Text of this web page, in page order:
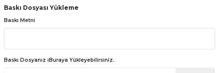
Baskı Dosyası Yükleme
Baskı Metni
Baskı Dosyanız ıBuraya Yükleyebilirsiniz.